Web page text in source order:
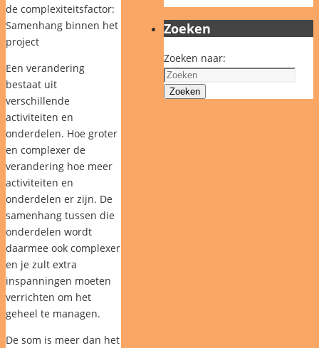
de complexiteitsfactor:
Samenhang binnen het
project
Een verandering
bestaat uit
verschillende
activiteiten en
onderdelen. Hoe groter
en complexer de
verandering hoe meer
activiteiten en
onderdelen er zijn. De
samenhang tussen die
onderdelen wordt
daarmee ook complexer
en je zult extra
inspanningen moeten
verrichten om het
geheel te managen.
De som is meer dan het
Zoeken
Zoeken naar:
Zoeken